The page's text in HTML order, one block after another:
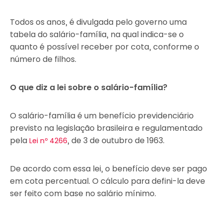
Todos os anos, é divulgada pelo governo uma
tabela do salário-família, na qual indica-se o
quanto é possível receber por cota, conforme o
número de filhos.
O que diz a lei sobre o salário-família?
O salário-família é um benefício previdenciário
previsto na legislação brasileira e regulamentado
pela Lei nº 4266, de 3 de outubro de 1963.
De acordo com essa lei, o benefício deve ser pago
em cota percentual. O cálculo para defini-la deve
ser feito com base no salário mínimo.